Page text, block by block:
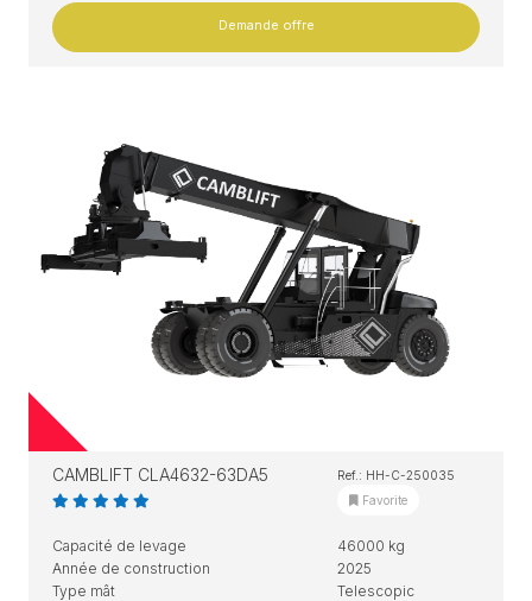
Demande offre
CAMBLIFT CLA4632-63DA5
Ref.: HH-C-250035
Favorite
Capacité de levage
46000 kg
Année de construction
2025
Type mât
Telescopic